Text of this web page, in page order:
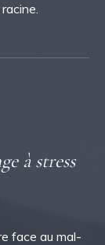
à stress
face au mal-